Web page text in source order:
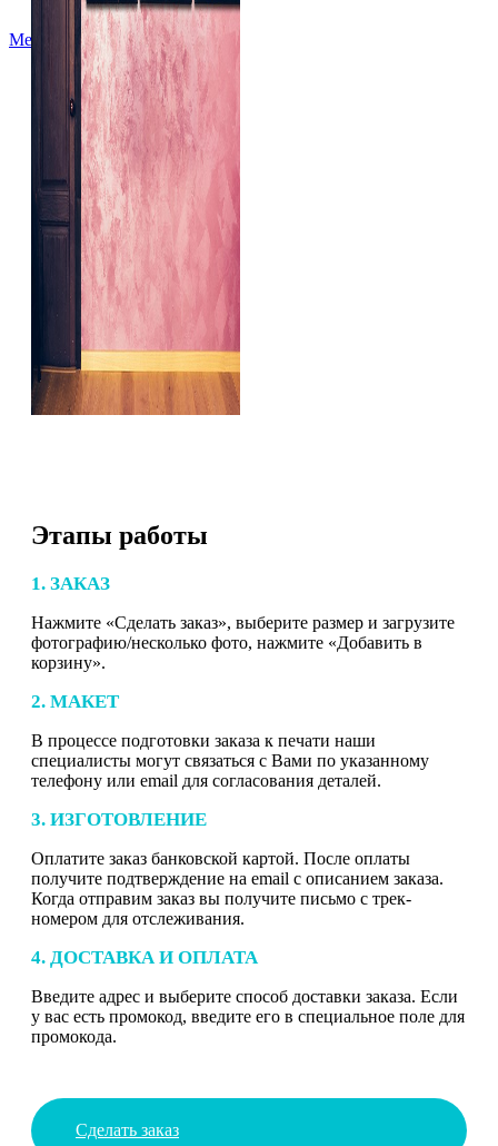
Меню
Этапы работы
1. ЗАКАЗ
Нажмите «Сделать заказ», выберите размер и загрузите
фотографию/несколько фото, нажмите «Добавить в
корзину».
2. МАКЕТ
В процессе подготовки заказа к печати наши
специалисты могут связаться с Вами по указанному
телефону или email для согласования деталей.
3. ИЗГОТОВЛЕНИЕ
Оплатите заказ банковской картой. После оплаты
получите подтверждение на email с описанием заказа.
Когда отправим заказ вы получите письмо с трек-
номером для отслеживания.
4. ДОСТАВКА И ОПЛАТА
Введите адрес и выберите способ доставки заказа. Если
у вас есть промокод, введите его в специальное поле для
промокода.
Сделать заказ